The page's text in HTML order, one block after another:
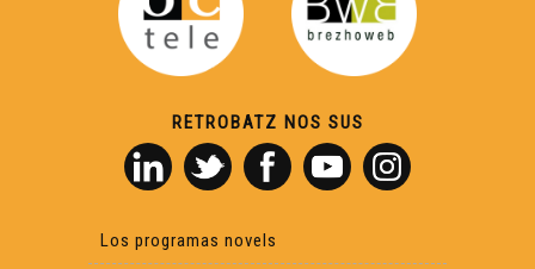
RETROBATZ NOS SUS
Los programas novels